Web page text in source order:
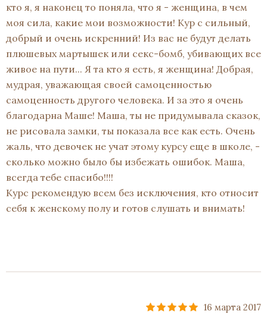
кто я, я наконец то поняла, что я - женщина, в чем
моя сила, какие мои возможности! Кур с сильный,
добрый и очень искренний! Из вас не будут делать
плюшевых мартышек или секс-бомб, убивающих все
живое на пути... Я та кто я есть, я женщина! Добрая,
мудрая, уважающая своей самоценностью
самоценность другого человека. И за это я очень
благодарна Маше! Маша, ты не придумывала сказок,
не рисовала замки, ты показала все как есть. Очень
жаль, что девочек не учат этому курсу еще в школе, -
сколько можно было бы избежать ошибок. Маша,
всегда тебе спасибо!!!!
Курс рекомендую всем без исключения, кто относит
себя к женскому полу и готов слушать и внимать!
16 марта 2017